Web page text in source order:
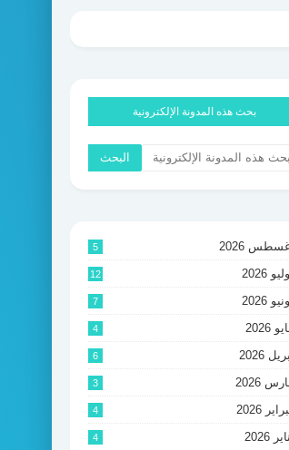
بحث هذه المدونة الإلكترونية
2026
5
2026
12
2026
7
2026
4
2026
6
2026
3
2026
4
2026
4